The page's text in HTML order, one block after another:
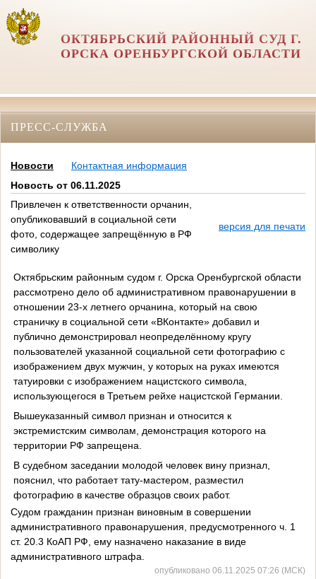
ОКТЯБРЬСКИЙ РАЙОННЫЙ СУД Г.
ОРСКА ОРЕНБУРГСКОЙ ОБЛАСТИ
ПРЕСС-СЛУЖБА
Новости
Контактная информация
Новость от 06.11.2025
Привлечен к ответственности орчанин,
опубликовавший в социальной сети
фото, содержащее запрещённую в РФ
символику
версия для печати
Октябрьским районным судом г. Орска Оренбургской области
рассмотрено дело об административном правонарушении в
отношении 23-х летнего орчанина, который на свою
страничку в социальной сети «ВКонтакте» добавил и
публично демонстрировал неопределённому кругу
пользователей указанной социальной сети фотографию с
изображением двух мужчин, у которых на руках имеются
татуировки с изображением нацистского символа,
использующегося в Третьем рейхе нацистской Германии.
Вышеуказанный символ признан и относится к
экстремистским символам, демонстрация которого на
территории РФ запрещена.
В судебном заседании молодой человек вину признал,
пояснил, что работает тату-мастером, разместил
фотографию в качестве образцов своих работ.
Судом гражданин признан виновным в совершении
административного правонарушения, предусмотренного ч. 1
ст. 20.3 КоАП РФ, ему назначено наказание в виде
административного штрафа.
опубликовано 06.11.2025 07:26 (МСК)